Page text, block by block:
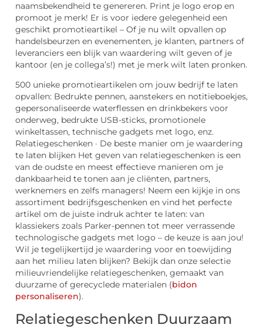
naamsbekendheid te genereren. Print je logo erop en
promoot je merk! Er is voor iedere gelegenheid een
geschikt promotieartikel – Of je nu wilt opvallen op
handelsbeurzen en evenementen, je klanten, partners of
leveranciers een blijk van waardering wilt geven of je
kantoor (en je collega’s!) met je merk wilt laten pronken.
500 unieke promotieartikelen om jouw bedrijf te laten
opvallen: Bedrukte pennen, aanstekers en notitieboekjes,
gepersonaliseerde waterflessen en drinkbekers voor
onderweg, bedrukte USB-sticks, promotionele
winkeltassen, technische gadgets met logo, enz.
Relatiegeschenken · De beste manier om je waardering
te laten blijken Het geven van relatiegeschenken is een
van de oudste en meest effectieve manieren om je
dankbaarheid te tonen aan je cliënten, partners,
werknemers en zelfs managers! Neem een kijkje in ons
assortiment bedrijfsgeschenken en vind het perfecte
artikel om de juiste indruk achter te laten: van
klassiekers zoals Parker-pennen tot meer verrassende
technologische gadgets met logo – de keuze is aan jou!
Wil je tegelijkertijd je waardering voor en toewijding
aan het milieu laten blijken? Bekijk dan onze selectie
milieuvriendelijke relatiegeschenken, gemaakt van
duurzame of gerecyclede materialen (bidon
personaliseren).
Relatiegeschenken Duurzaam